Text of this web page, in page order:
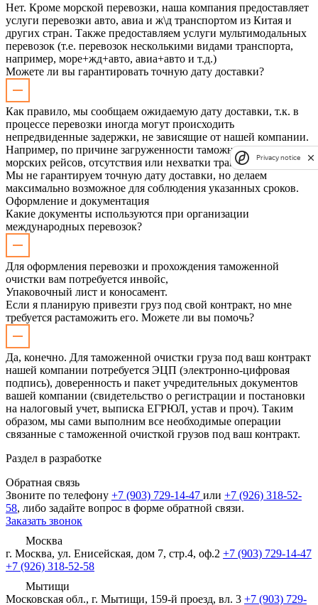
Нет. Кроме морской перевозки, наша компания предоставляет
услуги перевозки авто, авиа и ж\д транспортом из Китая и
других стран. Также предоставляем услуги мультимодальных
перевозок (т.е. перевозок несколькими видами транспорта,
например, море+жд+авто, авиа+авто и т.д.)
Можете ли вы гарантировать точную дату доставки?
Как правило, мы сообщаем ожидаемую дату доставки, т.к. в
процессе перевозки иногда могут происходить
непредвиденные задержки, не зависящие от нашей компании.
Например, по причине загруженности таможни, отмены
морских рейсов, отсутствия или нехватки транспорта и др.
Мы не гарантируем точную дату доставки, но делаем
максимально возможное для соблюдения указанных сроков.
Оформление и документация
Какие документы используются при организации
международных перевозок?
Для оформления перевозки и прохождения таможенной
очистки вам потребуется инвойс,
Упаковочный лист и коносамент.
Если я планирую привезти груз под свой контракт, но мне
требуется растаможить его. Можете ли вы помочь?
Да, конечно. Для таможенной очистки груза под ваш контракт
нашей компании потребуется ЭЦП (электронно-цифровая
подпись), доверенность и пакет учредительных документов
вашей компании (свидетельство о регистрации и постановки
на налоговый учет, выписка ЕГРЮЛ, устав и проч). Таким
образом, мы сами выполним все необходимые операции
связанные с таможенной очисткой грузов под ваш контракт.
Раздел в разработке
Обратная связь
Звоните по телефону +7 (903) 729-14-47 или +7 (926) 318-52-
58, либо задайте вопрос в форме обратной связи.
Заказать звонок
Москва
г. Москва, ул. Енисейская, дом 7, стр.4, оф.2 +7 (903) 729-14-47
+7 (926) 318-52-58
Мытищи
Московская обл., г. Мытищи, 159-й проезд, вл. 3 +7 (903) 729-
Privacy notice